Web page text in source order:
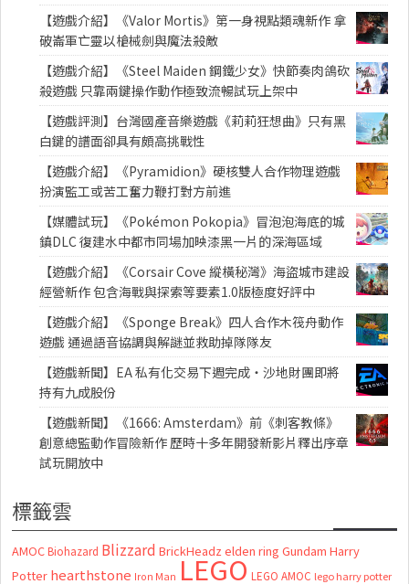
【遊戲介紹】《Valor Mortis》第一身視點類魂新作 拿
破崙軍亡靈以槍械劍與魔法殺敵
【遊戲介紹】《Steel Maiden 鋼鐵少女》快節奏肉鴿砍
殺遊戲 只靠兩鍵操作動作極致流暢試玩上架中
【遊戲評測】台灣國產音樂遊戲《莉莉狂想曲》只有黑
白鍵的譜面卻具有頗高挑戰性
【遊戲介紹】《Pyramidion》硬核雙人合作物理遊戲
扮演監工或苦工奮力鞭打對方前進
【媒體試玩】《Pokémon Pokopia》冒泡泡海底的城
鎮DLC 復建水中都市同場加映漆黑一片的深海區域
【遊戲介紹】《Corsair Cove 縱橫秘灣》海盜城市建設
經營新作 包含海戰與探索等要素1.0版極度好評中
【遊戲介紹】《Sponge Break》四人合作木筏舟動作
遊戲 通過語音協調與解謎並救助掉隊隊友
【遊戲新聞】EA 私有化交易下週完成・沙地財團即將
持有九成股份
【遊戲新聞】《1666: Amsterdam》前《刺客教條》
創意總監動作冒險新作 歷時十多年開發新影片釋出序章
試玩開放中
標籤雲
AMOC Biohazard Blizzard BrickHeadz elden ring Gundam Harry
Potter hearthstone Iron Man LEGO LEGO AMOC lego harry potter